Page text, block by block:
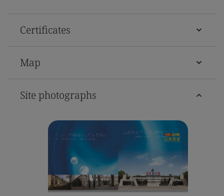
Certificates
Map
Site photographs